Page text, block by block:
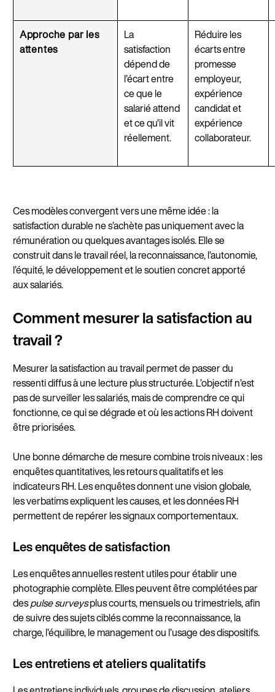
Approche par les
attentes
La
satisfaction
dépend de
l’écart entre
ce que le
salarié attend
et ce qu’il vit
réellement.
Réduire les
écarts entre
promesse
employeur,
expérience
candidat et
expérience
collaborateur.
Ces modèles convergent vers une même idée : la
satisfaction durable ne s’achète pas uniquement avec la
rémunération ou quelques avantages isolés. Elle se
construit dans le travail réel, la reconnaissance, l’autonomie,
l’équité, le développement et le soutien concret apporté
aux salariés.
Comment mesurer la satisfaction au
travail ?
Mesurer la satisfaction au travail permet de passer du
ressenti diffus à une lecture plus structurée. L’objectif n’est
pas de surveiller les salariés, mais de comprendre ce qui
fonctionne, ce qui se dégrade et où les actions RH doivent
être priorisées.
Une bonne démarche de mesure combine trois niveaux : les
enquêtes quantitatives, les retours qualitatifs et les
indicateurs RH. Les enquêtes donnent une vision globale,
les verbatims expliquent les causes, et les données RH
permettent de repérer les signaux comportementaux.
Les enquêtes de satisfaction
Les enquêtes annuelles restent utiles pour établir une
photographie complète. Elles peuvent être complétées par
despulse surveysplus courts, mensuels ou trimestriels, afin
de suivre des sujets ciblés comme la reconnaissance, la
charge, l’équilibre, le management ou l’usage des dispositifs.
Les entretiens et ateliers qualitatifs